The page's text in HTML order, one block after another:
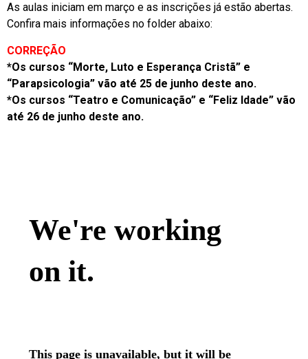
As aulas iniciam em março e as inscrições já estão abertas.
Confira mais informações no folder abaixo:
CORREÇÃO
*Os cursos “Morte, Luto e Esperança Cristã” e
“Parapsicologia” vão até 25 de junho deste ano.
*Os cursos “Teatro e Comunicação” e “Feliz Idade” vão
até 26 de junho deste ano.